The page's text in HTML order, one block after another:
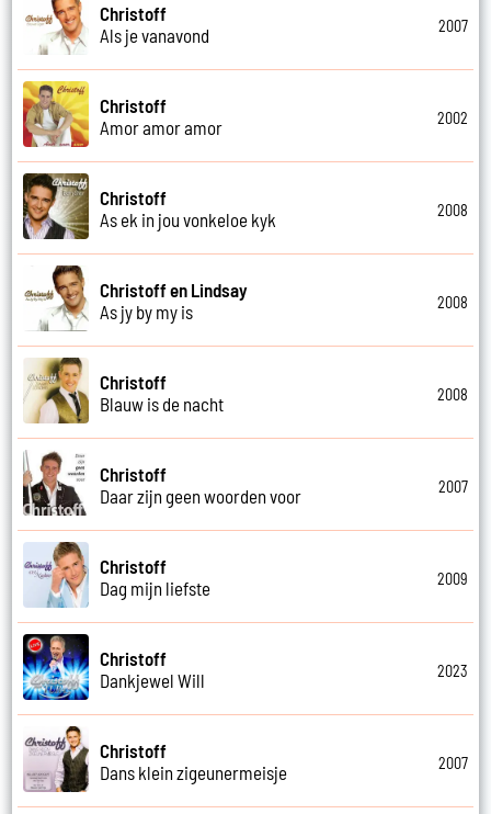
Christoff
Als je vanavond
2007
Christoff
Amor amor amor
2002
Christoff
As ek in jou vonkeloe kyk
2008
Christoff en Lindsay
As jy by my is
2008
Christoff
Blauw is de nacht
2008
Christoff
Daar zijn geen woorden voor
2007
Christoff
Dag mijn liefste
2009
Christoff
Dankjewel Will
2023
Christoff
Dans klein zigeunermeisje
2007